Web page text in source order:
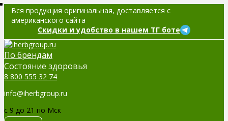
Вся продукция оригинальная, доставляется с
американского сайта
Скидки и удобство в нашем ТГ боте
По брендам
Cостояние здоровья
8 800 555 32 74
info@iherbgroup.ru
c 9 до 21 по Мск